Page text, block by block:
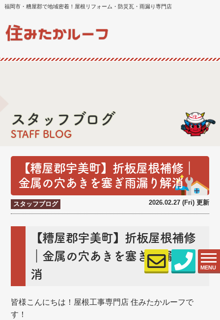
福岡市・糟屋郡で地域密着！屋根リフォーム・防災瓦・雨漏り専門店
MENU
スタッフブログ
STAFF BLOG
【糟屋郡宇美町】折板屋根補修｜
金属の穴あきを塞ぎ雨漏り解消
スタッフブログ 2026.02.27 (Fri) 更新
【糟屋郡宇美町】折板屋根補修
｜金属の穴あきを塞ぎ雨漏り解
消
皆様こんにちは！屋根工事専門店 住みたかルーフで
す！